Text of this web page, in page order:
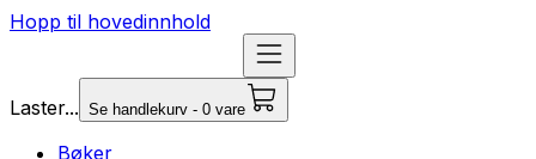
Hopp til hovedinnhold
Laster... Se handlekurv - 0 vare
Bøker